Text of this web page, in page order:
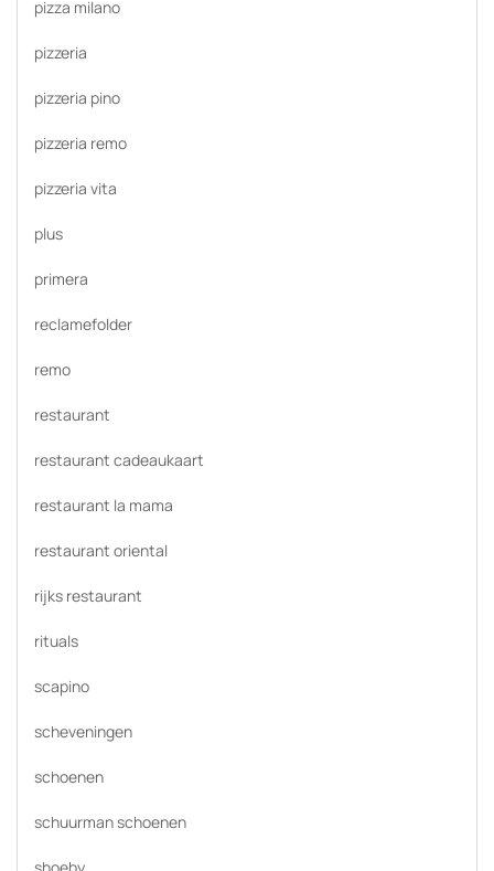
pizza milano
pizzeria
pizzeria pino
pizzeria remo
pizzeria vita
plus
primera
reclamefolder
remo
restaurant
restaurant cadeaukaart
restaurant la mama
restaurant oriental
rijks restaurant
rituals
scapino
scheveningen
schoenen
schuurman schoenen